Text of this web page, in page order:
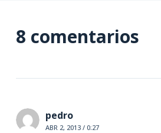
8 comentarios
pedro
ABR 2, 2013 / 0:27